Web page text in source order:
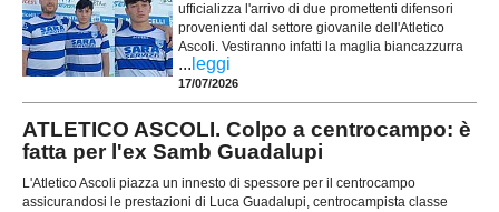
ufficializza l'arrivo di due promettenti difensori
provenienti dal settore giovanile dell'Atletico
Ascoli. Vestiranno infatti la maglia biancazzurra
... leggi
17/07/2026
ATLETICO ASCOLI. Colpo a centrocampo: è
fatta per l'ex Samb Guadalupi
L'Atletico Ascoli piazza un innesto di spessore per il centrocampo
assicurandosi le prestazioni di Luca Guadalupi, centrocampista classe